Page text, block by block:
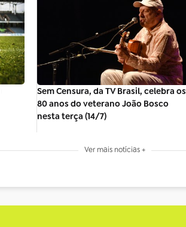
Sem Censura, da TV Brasil, celebra os
80 anos do veterano João Bosco
nesta terça (14/7)
Ver mais notícias +